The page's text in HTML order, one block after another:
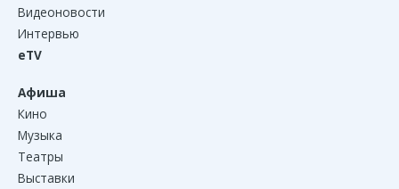
Видеоновости
Интервью
eTV
Афиша
Кино
Музыка
Театры
Выставки